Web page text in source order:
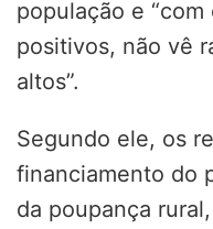
população e
positivos, não vê
altos”.
Segundo ele, os
financiamento do
da poupança